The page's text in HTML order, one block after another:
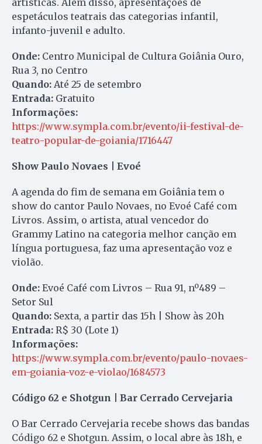
espetáculos teatrais das categorias infantil,
infanto-juvenil e adulto.
Onde: Centro Municipal de Cultura Goiânia Ouro,
Rua 3, no Centro
Quando: Até 25 de setembro
Entrada: Gratuito
Informações:
https://www.sympla.com.br/evento/ii-festival-de-
teatro-popular-de-goiania/1716447
Show Paulo Novaes | Evoé
A agenda do fim de semana em Goiânia tem o
show do cantor Paulo Novaes, no Evoé Café com
Livros. Assim, o artista, atual vencedor do
Grammy Latino na categoria melhor canção em
língua portuguesa, faz uma apresentação voz e
violão.
Onde: Evoé Café com Livros – Rua 91, nº489 –
Setor Sul
Quando: Sexta, a partir das 15h | Show às 20h
Entrada: R$ 30 (Lote 1)
Informações:
https://www.sympla.com.br/evento/paulo-novaes-
em-goiania-voz-e-violao/1684573
Código 62 e Shotgun | Bar Cerrado Cervejaria
O Bar Cerrado Cervejaria recebe shows das bandas
Código 62 e Shotgun. Assim, o local abre às 18h, e